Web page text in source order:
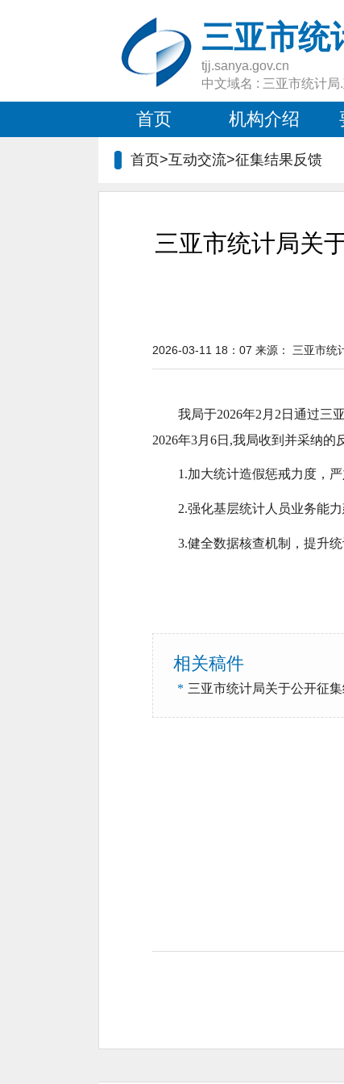
三亚市统
tjj.sanya.gov.cn
中文域名 : 三亚市统计局
首页 机构介绍
首页>互动交流>征集结果反馈
三亚市统计局关
2026-03-11 18：07 来源： 三亚市统
我局于2026年2月2日通过三
2026年3月6日,我局收到并采纳的
1.加大统计造假惩戒力度，
2.强化基层统计人员业务能
3.健全数据核查机制，提升
相关稿件
* 三亚市统计局关于公开征